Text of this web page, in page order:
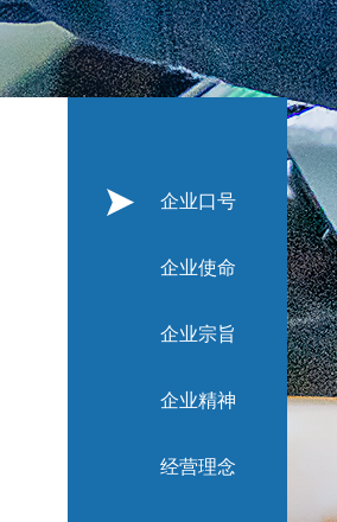
企业口号
企业使命
企业宗旨
企业精神
经营理念